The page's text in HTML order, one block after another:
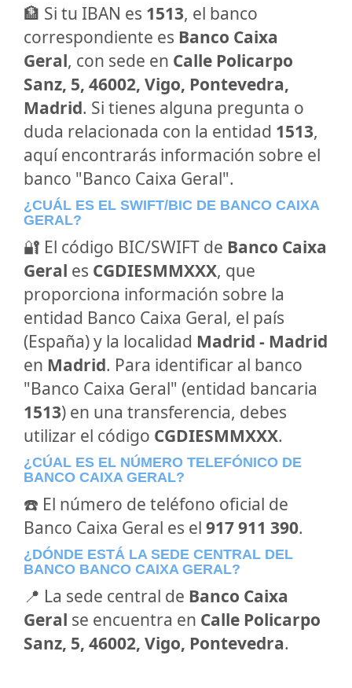
🏦 Si tu IBAN es 1513, el banco
correspondiente es Banco Caixa
Geral, con sede en Calle Policarpo
Sanz, 5, 46002, Vigo, Pontevedra,
Madrid. Si tienes alguna pregunta o
duda relacionada con la entidad 1513,
aquí encontrarás información sobre el
banco "Banco Caixa Geral".
¿CUÁL ES EL SWIFT/BIC DE BANCO CAIXA
GERAL?
🔐 El código BIC/SWIFT de Banco Caixa
Geral es CGDIESMMXXX, que
proporciona información sobre la
entidad Banco Caixa Geral, el país
(España) y la localidad Madrid - Madrid
en Madrid. Para identificar al banco
"Banco Caixa Geral" (entidad bancaria
1513) en una transferencia, debes
utilizar el código CGDIESMMXXX.
¿CÚAL ES EL NÚMERO TELEFÓNICO DE
BANCO CAIXA GERAL?
☎️ El número de teléfono oficial de
Banco Caixa Geral es el 917 911 390.
¿DÓNDE ESTÁ LA SEDE CENTRAL DEL
BANCO BANCO CAIXA GERAL?
📍 La sede central de Banco Caixa
Geral se encuentra en Calle Policarpo
Sanz, 5, 46002, Vigo, Pontevedra.